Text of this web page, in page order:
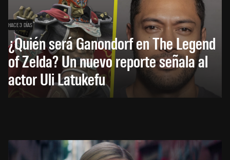
HACE 3 DÍAS
¿Quién será Ganondorf en The Legend
of Zelda? Un nuevo reporte señala al
actor Uli Latukefu